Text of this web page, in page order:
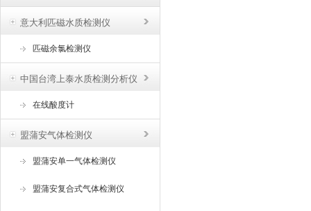
意大利匹磁水质检测仪
匹磁余氯检测仪
中国台湾上泰水质检测分析仪
在线酸度计
盟蒲安气体检测仪
盟蒲安单一气体检测仪
盟蒲安复合式气体检测仪